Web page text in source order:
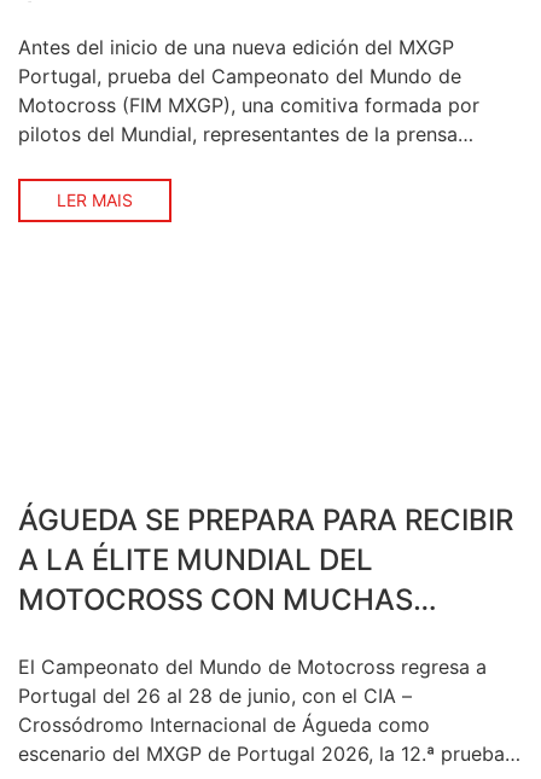
Antes del inicio de una nueva edición del MXGP
Portugal, prueba del Campeonato del Mundo de
Motocross (FIM MXGP), una comitiva formada por
pilotos del Mundial, representantes de la prensa
en una visita al Centro de Interpretación del Río (C-
Rio), una iniciativa destinada a dar a conocer el […]
LER MAIS
ÁGUEDA SE PREPARA PARA RECIBIR
A LA ÉLITE MUNDIAL DEL
MOTOCROSS CON MUCHAS
El Campeonato del Mundo de Motocross regresa a
Portugal del 26 al 28 de junio, con el CIA –
Crossódromo Internacional de Águeda como
escenario del MXGP de Portugal 2026, la 12.ª prueba